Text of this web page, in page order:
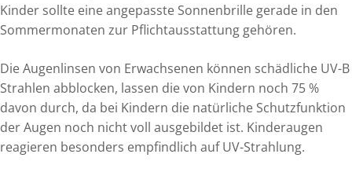
Kinder sollte eine angepasste Sonnenbrille gerade in den
Sommermonaten zur Pflichtausstattung gehören.
Die Augenlinsen von Erwachsenen können schädliche UV-B
Strahlen abblocken, lassen die von Kindern noch 75 %
davon durch, da bei Kindern die natürliche Schutzfunktion
der Augen noch nicht voll ausgebildet ist. Kinderaugen
reagieren besonders empfindlich auf UV-Strahlung.